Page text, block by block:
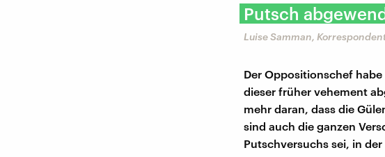
Putsch
Luise Samman,
Der Oppositionschef
dieser früher vehement
mehr daran, dass die
sind auch die ganzen
Putschversuchs sei, in